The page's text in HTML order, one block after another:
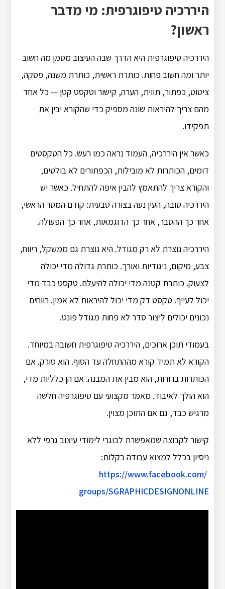
היררכיה טיפוגרפית: מי מדבר
ראשון?
היררכיה טיפוגרפית היא הדרך שבה העיצוב מסמן מה חשוב
יותר ומה חשוב פחות. כותרת ראשית, כותרת משנה, פסקה,
ציטוט, כפתור, תווית, הערה, קישור וטקסט קטן — כל אחד
מהם צריך להיראות שונה מספיק כדי שהקורא יבין את
תפקידו.
כאשר אין היררכיה, העמוד נראה כמו רעש. כל הטקסטים
דומים, הכותרות לא מובילות, הכפתורים לא בולטים,
והקורא צריך להתאמץ להבין איפה להתחיל. כאשר יש
היררכיה טובה, העין נעה בצורה טבעית: קודם המסר הראשי,
אחר כך ההסבר, אחר כך הדוגמאות, אחר כך הפעולה.
היררכיה נוצרת לא רק מגודל. היא נוצרת גם ממשקל, ריווח,
צבע, מיקום, ניגודיות ואורך. כותרת גדולה מדי יכולה
לצעוק. כותרת קטנה מדי יכולה להיעלם. טקסט כבד מדי
יכול לעייף. טקסט דק מדי יכול להיראות לא אמין. רווחים
נכונים יכולים ליצור סדר לא פחות מגודל פונט.
בעמודי תוכן ארוכים, היררכיה טיפוגרפית חשובה במיוחד.
הקורא לא תמיד קורא מההתחלה עד הסוף. הוא סורק. אם
הכותרות ברורות, הוא מבין את המבנה. אם הן כלליות מדי,
הוא הולך לאיבוד. מאמר מקצועי עם טיפוגרפיה חלשה
מרגיש כבד, גם אם התוכן מצוין.
קישור לקבוצה שמאפשרת לבוגרי לימודי עיצוב גרפי ללא
ניסיון בכלל למצוא עבודה בקלות:
https://www.facebook.com/
groups/SGRAPHICDESIGNONLINE